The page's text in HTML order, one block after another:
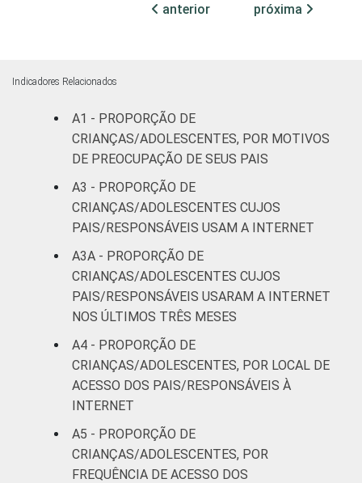
ADOLESCENTE
De 13 a 14
anos
29
De 15 a 17
anos
RENDA
FAMILIAR
Até 1 SM
Mais de 1
SM até 2 SM
31
Mais de 2
SM até 3 SM
33
SM
CLASSE
AB
anterior próxima
Indicadores Relacionados
A1 - PROPORÇÃO DE
CRIANÇAS/ADOLESCENTES, POR MOTIVOS
DE PREOCUPAÇÃO DE SEUS PAIS
A3 - PROPORÇÃO DE
CRIANÇAS/ADOLESCENTES CUJOS
PAIS/RESPONSÁVEIS USAM A INTERNET
A3A - PROPORÇÃO DE
CRIANÇAS/ADOLESCENTES CUJOS
PAIS/RESPONSÁVEIS USARAM A INTERNET
NOS ÚLTIMOS TRÊS MESES
A4 - PROPORÇÃO DE
CRIANÇAS/ADOLESCENTES, POR LOCAL DE
ACESSO DOS PAIS/RESPONSÁVEIS À
INTERNET
A5 - PROPORÇÃO DE
CRIANÇAS/ADOLESCENTES, POR
FREQUÊNCIA DE ACESSO DOS